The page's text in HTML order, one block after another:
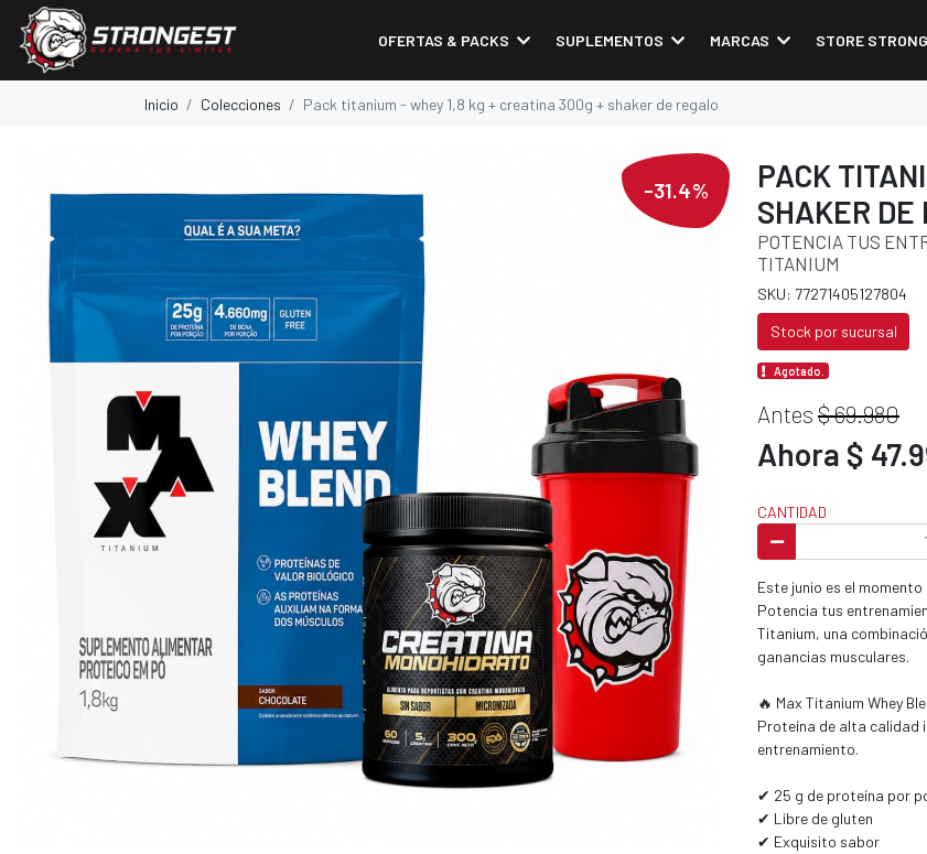
OFERTAS & PACKS SUPLEMENTOS MARCAS STORE
Inicio Colecciones Pack titanium - whey 1,8 kg + creatina 300g + shaker de regalo
-31.4%
PACK
SHAKER DE
POTENCIA TUS
TITANIUM
SKU: 77271405127804
Stock por sucursal
Agotado.
Antes $ 69.980
Ahora $
CANTIDAD
Este junio es el
Potencia tus
Titanium, una
ganancias musculares.
🔥 Max Titanium Whey
Proteína de alta calidad
entrenamiento.
✔ 25 g de proteína por
✔ Libre de gluten
✔ Exquisito sabor